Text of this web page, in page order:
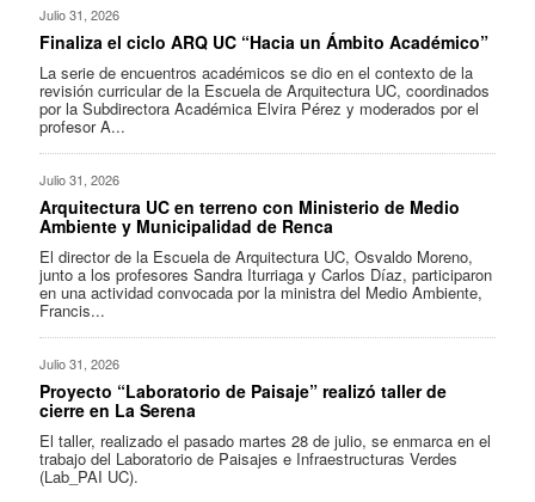
Julio 31, 2026
Finaliza el ciclo ARQ UC “Hacia un Ámbito Académico”
La serie de encuentros académicos se dio en el contexto de la
revisión curricular de la Escuela de Arquitectura UC, coordinados
por la Subdirectora Académica Elvira Pérez y moderados por el
profesor A...
Julio 31, 2026
Arquitectura UC en terreno con Ministerio de Medio
Ambiente y Municipalidad de Renca
El director de la Escuela de Arquitectura UC, Osvaldo Moreno,
junto a los profesores Sandra Iturriaga y Carlos Díaz, participaron
en una actividad convocada por la ministra del Medio Ambiente,
Francis...
Julio 31, 2026
Proyecto “Laboratorio de Paisaje” realizó taller de
cierre en La Serena
El taller, realizado el pasado martes 28 de julio, se enmarca en el
trabajo del Laboratorio de Paisajes e Infraestructuras Verdes
(Lab_PAI UC).